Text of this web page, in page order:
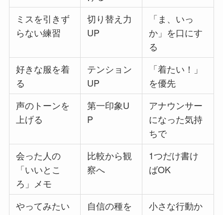
ミスを引きず
らない練習
切り替え力
UP
「ま、いっ
か」を口にす
る
好きな服を着
る
テンション
UP
「着たい！」
を優先
声のトーンを
上げる
第一印象U
P
アナウンサー
になった気持
ちで
会った人の
「いいとこ
ろ」メモ
比較から観
察へ
1つだけ書け
ばOK
やってみたい
自信の種を
小さな行動か